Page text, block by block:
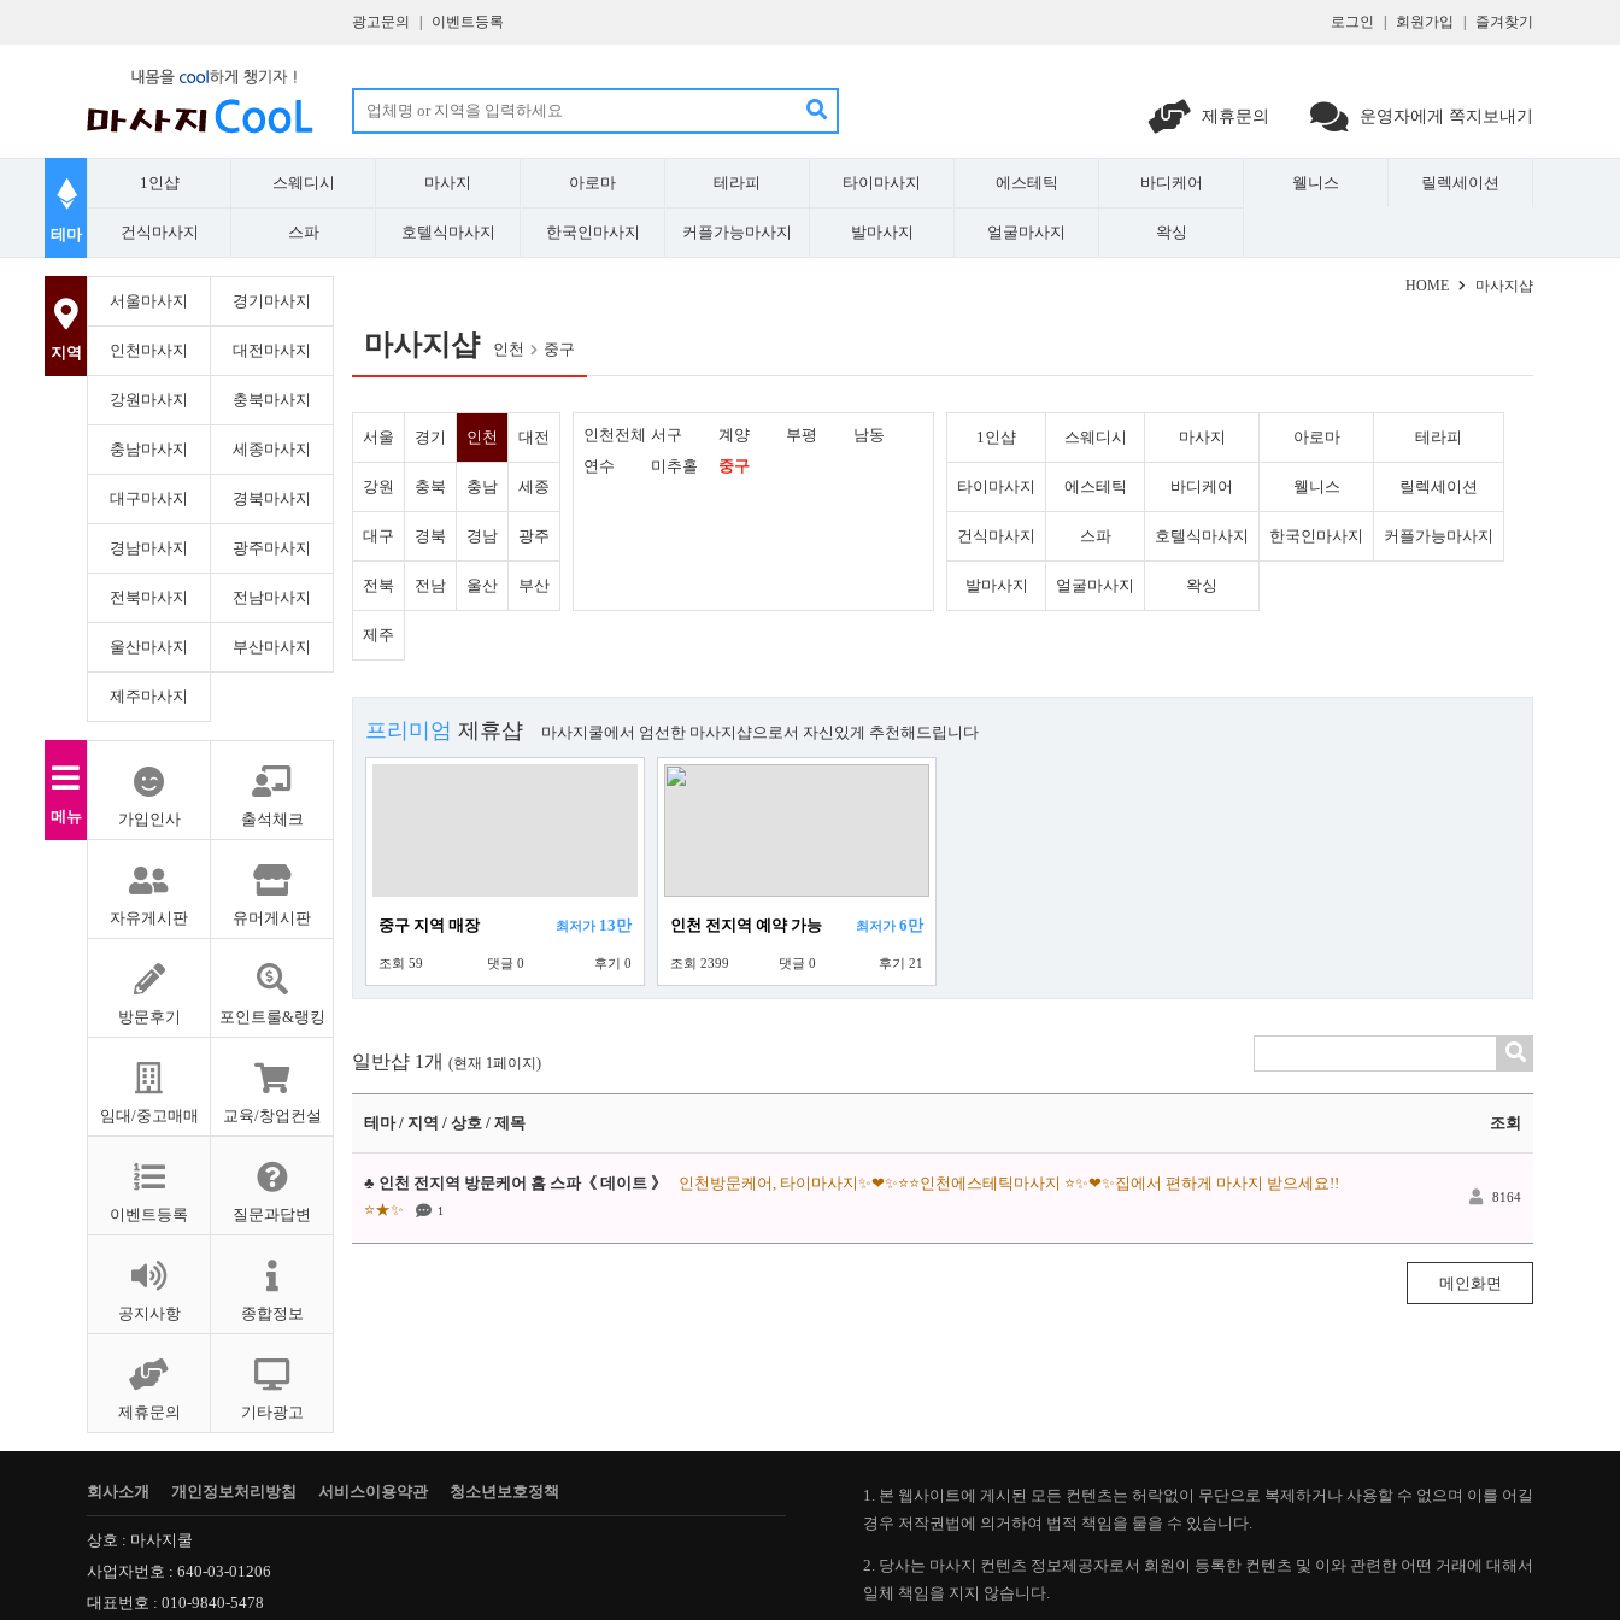
광고문의 이벤트등록 로그인 회원가입 즐겨찾기
제휴문의 운영자에게 쪽지보내기
1인샵 스웨디시 마사지 아로마 테라피 타이마사지 에스테틱 바디케어 웰니스 릴렉세이션
건식마사지 스파 호텔식마사지 한국인마사지 커플가능마사지 발마사지 얼굴마사지 왁싱
테마
지역
서울마사지 경기마사지
인천마사지 대전마사지
강원마사지 충북마사지
충남마사지 세종마사지
대구마사지 경북마사지
경남마사지 광주마사지
전북마사지 전남마사지
울산마사지 부산마사지
제주마사지
메뉴 가입인사 출석체크
자유게시판 유머게시판
방문후기 포인트룰&랭킹
임대/중고매매 교육/창업컨설
이벤트등록 질문과답변
공지사항 종합정보
제휴문의 기타광고
HOME 마사지샵
마사지샵 인천 중구
서울 경기 인천 대전
강원 충북 충남 세종
대구 경북 경남 광주
전북 전남 울산 부산
제주
인천전체 서구 계양 부평
남동
연수
미추홀 중구
1인샵 스웨디시 마사지 아로마 테라피
타이마사지 에스테틱 바디케어 웰니스 릴렉세이션
건식마사지 스파 호텔식마사지 한국인마사지 커플가능마사지
발마사지 얼굴마사지 왁싱
프리미엄 제휴샵 마사지쿨에서 엄선한 마사지샵으로서 자신있게 추천해드립니다
중구 지역 매장 최저가13만
조회 59 댓글 0 후기 0
인천 전지역 예약 가능 최저가6만
조회 2399 댓글 0 후기 21
일반샵 1개 (현재 1페이지)
테마 / 지역 / 상호 / 제목 조회
♣ 인천 전지역 방문케어 홈 스파《 데이트 》
인천방문케어, 타이마사지✨❤✨⭐⭐인천에스테틱마사지 ⭐✨❤✨집에서 편하게 마사지 받으세요!!
⭐★✨
1
8164
메인화면
회사소개 개인정보처리방침 서비스이용약관 청소년보호정책
상호 : 마사지쿨
사업자번호 : 640-03-01206
대표번호 : 010-9840-5478
1. 본 웹사이트에 게시된 모든 컨텐츠는 허락없이 무단으로 복제하거나 사용할 수 없으며 이를 어길
경우 저작권법에 의거하여 법적 책임을 물을 수 있습니다.
2. 당사는 마사지 컨텐츠 정보제공자로서 회원이 등록한 컨텐츠 및 이와 관련한 어떤 거래에 대해서
일체 책임을 지지 않습니다.